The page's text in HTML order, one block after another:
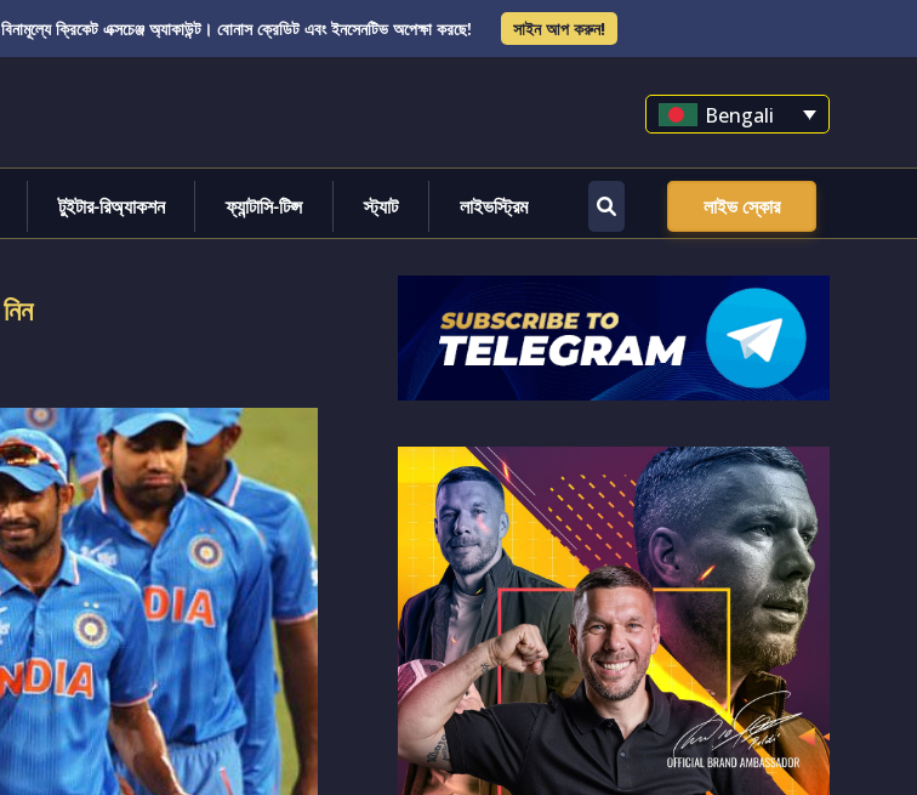
ক্রিকেট এক্সচেঞ্জ অ্যাকাউন্ট। বোনাস ক্রেডিট এবং ইনসেনটিভ অপেক্ষা করছে! সাইন আপ করুন!
Bengali
টুইটার-রিঅ্যাকশন ফ্যান্টাসি-টিপ্স স্ট্যাট লাইভস্ট্রিম লাইভ স্কোর